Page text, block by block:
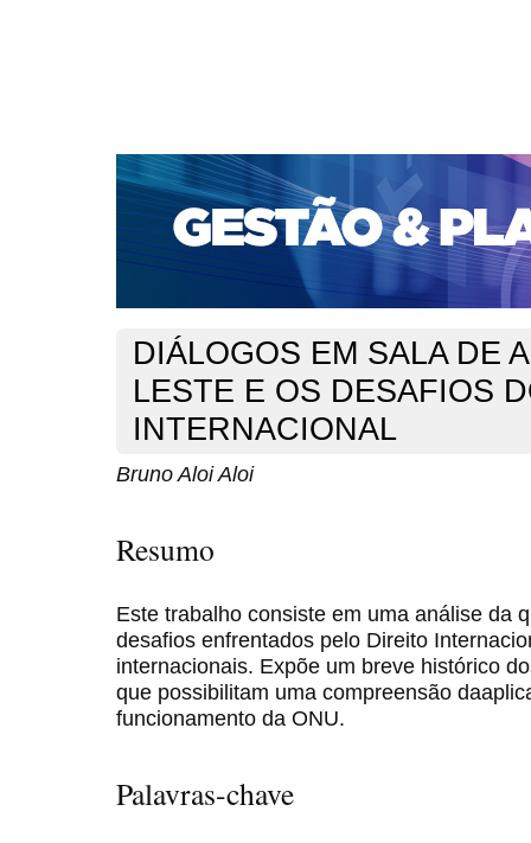
CAPA SOBRE ACESSO CADASTRO
PORTAL DE REVISTAS DA UNIFACS
SUBMISSÕES
PARA SUBMISSÃO DE ARTIGOS
TUTORIAL PARA
Capa Aloi
DIÁLOGOS EM SALA DE
LESTE E OS DESAFIOS
INTERNACIONAL
Bruno Aloi Aloi
Resumo
Este trabalho consiste em uma análise da
desafios enfrentados pelo Direito
internacionais. Expõe um breve histórico
que possibilitam uma compreensão
funcionamento da ONU.
Palavras-chave